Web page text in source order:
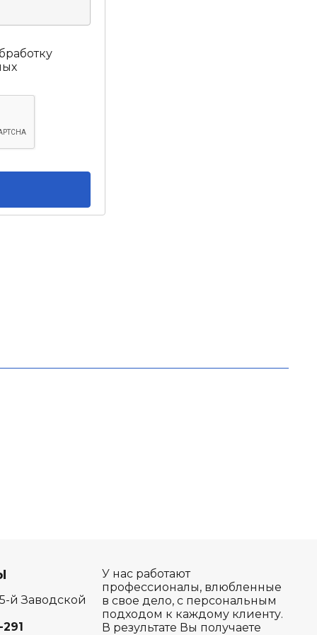
У нас работают
профессионалы, влюбленные
в свое дело, с персональным
подходом к каждому клиенту.
В результате Вы получаете
й Заводской